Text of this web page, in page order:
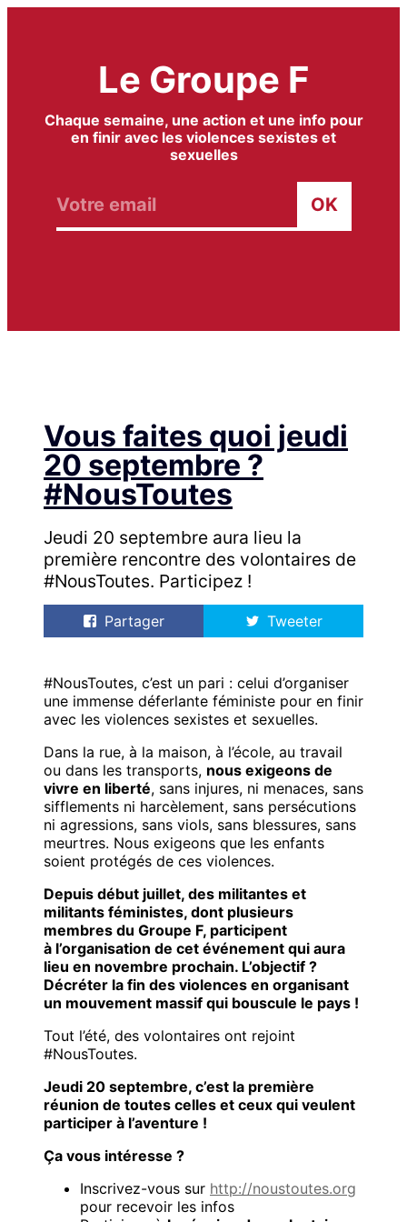
Le Groupe F
Chaque semaine, une action et une info pour
en finir avec les violences sexistes et
sexuelles
Vous faites quoi jeudi
20 septembre ?
#NousToutes
Jeudi 20 septembre aura lieu la
première rencontre des volontaires de
#NousToutes. Participez !
Partager Tweeter
#NousToutes, c’est un pari : celui d’organiser
une immense déferlante féministe pour en finir
avec les violences sexistes et sexuelles.
Dans la rue, à la maison, à l’école, au travail
ou dans les transports, nous exigeons de
vivre en liberté, sans injures, ni menaces, sans
sifflements ni harcèlement, sans persécutions
ni agressions, sans viols, sans blessures, sans
meurtres. Nous exigeons que les enfants
soient protégés de ces violences.
Depuis début juillet, des militantes et
militants féministes, dont plusieurs
membres du Groupe F, participent
à l’organisation de cet événement qui aura
lieu en novembre prochain. L’objectif ?
Décréter la fin des violences en organisant
un mouvement massif qui bouscule le pays !
Tout l’été, des volontaires ont rejoint
#NousToutes.
Jeudi 20 septembre, c’est la première
réunion de toutes celles et ceux qui veulent
participer à l’aventure !
Ça vous intéresse ?
Inscrivez-vous sur http://noustoutes.org
pour recevoir les infos